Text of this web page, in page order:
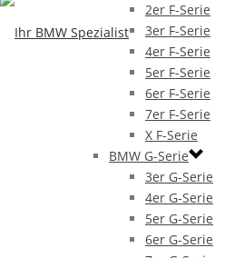
2er F-Serie
3er F-Serie
4er F-Serie
5er F-Serie
6er F-Serie
7er F-Serie
X F-Serie
BMW G-Serie
3er G-Serie
4er G-Serie
5er G-Serie
6er G-Serie